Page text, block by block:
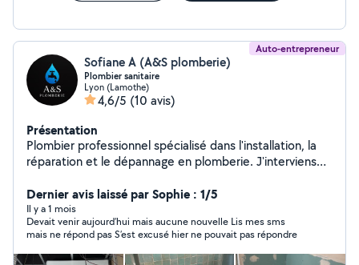
Auto-entrepreneur
Sofiane A (A&S plomberie)
Plombier sanitaire
Lyon (Lamothe)
4,6/5 (10 avis)
Présentation
Plombier professionnel spécialisé dans l'installation, la
réparation et le dépannage en plomberie. J'interviens
canalisations, sanitaires et chauffage, avec un travail
soigné et durable.
Dernier avis laissé par Sophie : 1/5
Il y a 1 mois
Devait venir aujourd’hui mais aucune nouvelle Lis mes sms
mais ne répond pas S’est excusé hier ne pouvait pas répondre